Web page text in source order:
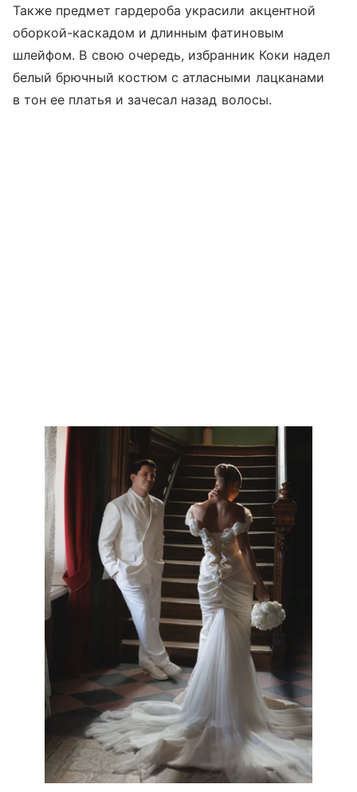
Также предмет гардероба украсили акцентной
оборкой-каскадом и длинным фатиновым
шлейфом. В свою очередь, избранник Коки надел
белый брючный костюм с атласными лацканами
в тон ее платья и зачесал назад волосы.